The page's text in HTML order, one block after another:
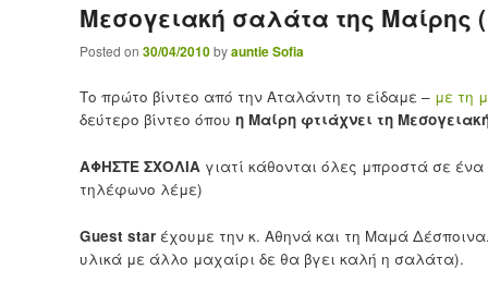
Μεσογειακή σαλάτα της Μαίρης
Posted on 30/04/2010byauntie Sofia
Το πρώτο βίντεο από την Αταλάντη το είδαμε – με τη
δεύτερο βίντεο όπου η Μαίρη φτιάχνει τη
ΑΦΗΣΤΕ ΣΧΟΛΙΑγιατί κάθονται όλες μπροστά σε
τηλέφωνο λέμε)
Guest starέχουμε την κ. Αθηνά και τη Μαμά
υλικά με άλλο μαχαίρι δε θα βγει καλή η σαλάτα).